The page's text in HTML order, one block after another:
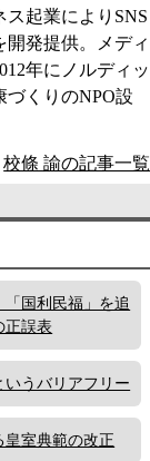
ス起業によりSNS
発提供。メディ
年にノルディッ
づくりのNPO設
校條 諭の記事一覧
国利民福」を追
正誤表
うバリアフリー
皇室典範の改正